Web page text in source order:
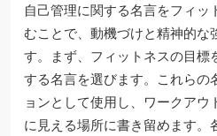
自己管理に関する名言をフィ
むことで、動機づけと精神的な
す。まず、フィットネスの目標
する名言を選びます。これらの
ョンとして使用し、ワークアウ
に見える場所に書き留めます